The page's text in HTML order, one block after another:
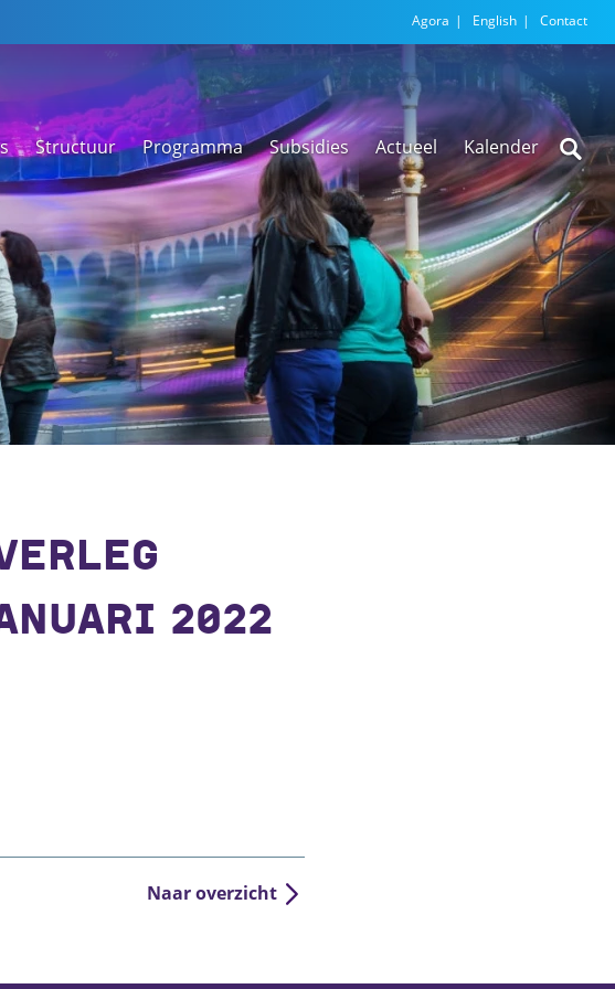
Agora English Contact
Structuur Programma
Regionale
versnellingstafel
Beethoven Wonen
Subsidies
VEX-regeling
Actueel
Nieuwsarchief
Kalender
2022
Naar overzicht